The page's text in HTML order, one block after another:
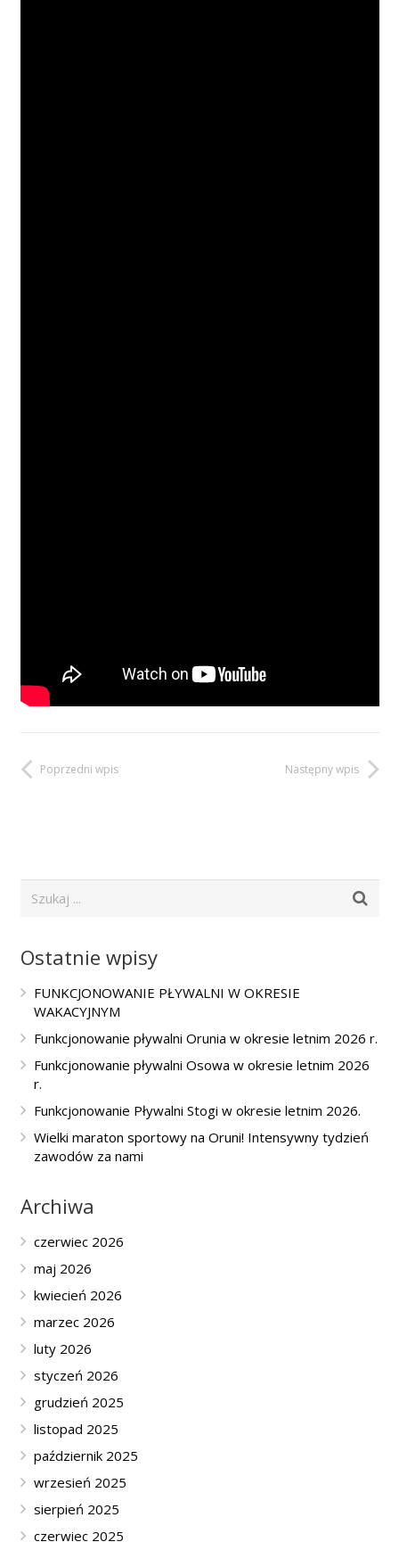
Poprzedni wpis Następny wpis
Ostatnie wpisy
FUNKCJONOWANIE PŁYWALNI W OKRESIE
WAKACYJNYM
Funkcjonowanie pływalni Orunia w okresie letnim 2026 r.
Funkcjonowanie pływalni Osowa w okresie letnim 2026
r.
Funkcjonowanie Pływalni Stogi w okresie letnim 2026.
Wielki maraton sportowy na Oruni! Intensywny tydzień
zawodów za nami
Archiwa
czerwiec 2026
maj 2026
kwiecień 2026
marzec 2026
luty 2026
styczeń 2026
grudzień 2025
listopad 2025
październik 2025
wrzesień 2025
sierpień 2025
czerwiec 2025